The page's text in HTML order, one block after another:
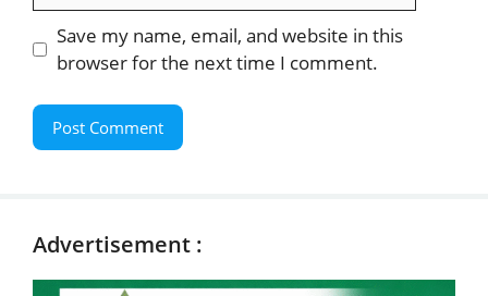
Save my name, email, and website in this
browser for the next time I comment.
Advertisement :